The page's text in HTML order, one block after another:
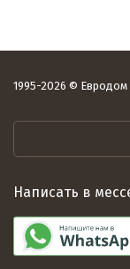
1995-2026 © Евродом
Написать в